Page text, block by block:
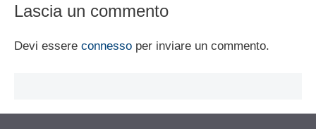
Lascia un commento
Devi essere connesso per inviare un commento.